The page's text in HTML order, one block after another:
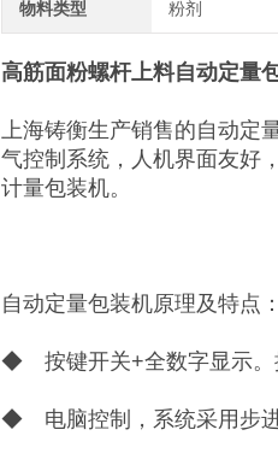
物料类型 粉剂
高筋面粉螺杆上料自动定量
上海铸衡生产销售的自动定
气控制系统，人机界面友好
计量包装机。
自动定量包装机原理及特点：
◆ 按键开关+全数字显示。
◆ 电脑控制，系统采用步进